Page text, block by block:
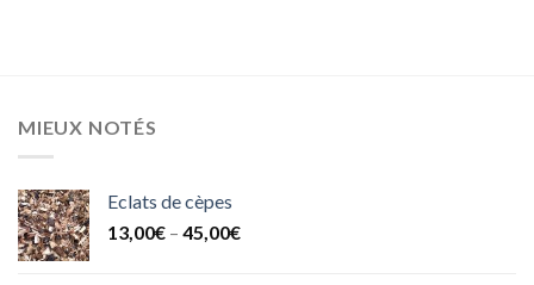
MIEUX NOTÉS
Eclats de cèpes
13,00€ – 45,00€